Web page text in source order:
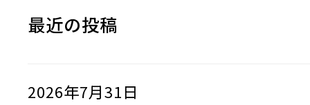
最近の投稿
2026年7月31日